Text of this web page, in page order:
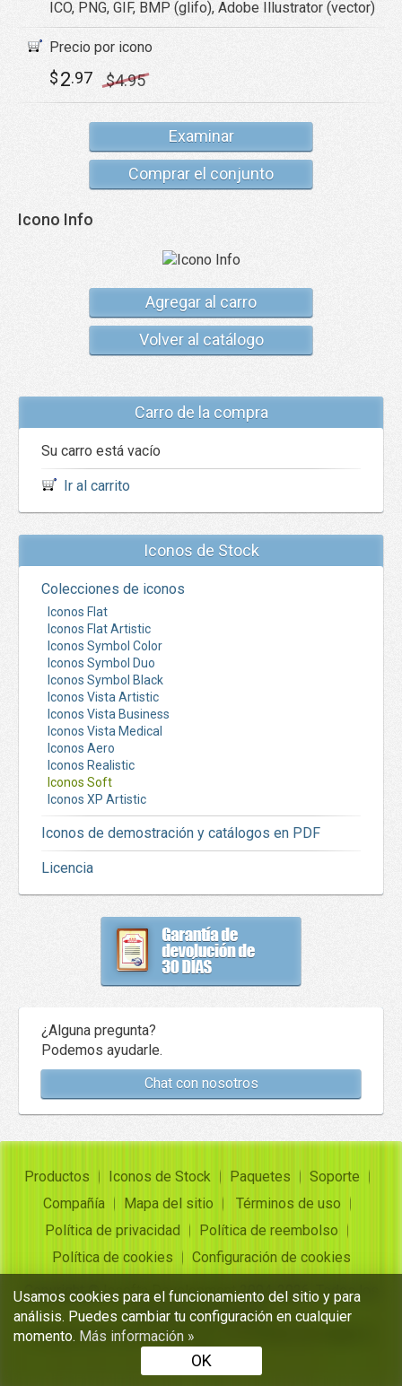
ICO, PNG, GIF, BMP (glifo), Adobe Illustrator (vector)
Precio por icono
$2.97 $4.95
Examinar
Comprar el conjunto
Icono Info
Agregar al carro
Volver al catálogo
Carro de la compra
Su carro está vacío
Ir al carrito
Iconos de Stock
Colecciones de iconos
Iconos Flat
Iconos Flat Artistic
Iconos Symbol Color
Iconos Symbol Duo
Iconos Symbol Black
Iconos Vista Artistic
Iconos Vista Business
Iconos Vista Medical
Iconos Aero
Iconos Realistic
Iconos Soft
Iconos XP Artistic
Iconos de demostración y catálogos en PDF
Licencia
¿Alguna pregunta?
Podemos ayudarle.
Chat con nosotros
Productos Iconos de Stock Paquetes
Soporte
Compañía
Mapa del sitio
Términos de uso
Política de privacidad
Política de reembolso
Política de cookies
Configuración de cookies
Copyright ©Insofta Development 2004-2026. Todos los
derechos reservados
Conjuntos de iconos gratuitos, convertidor de imagen a
icono
Usamos cookies para el funcionamiento del sitio y para
análisis. Puedes cambiar tu configuración en cualquier
momento. Más información »
OK